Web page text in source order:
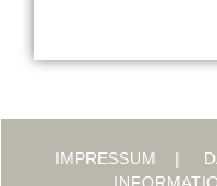
IMPRESSUM